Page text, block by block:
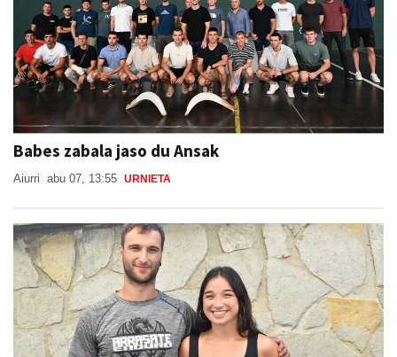
Babes zabala jaso du Ansak
Aiurri abu 07, 13:55 URNIETA